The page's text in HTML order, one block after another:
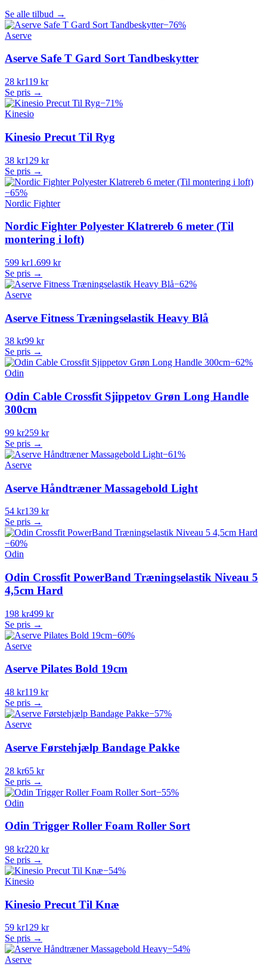
Se alle tilbud →
−76%
Aserve
Aserve Safe T Gard Sort Tandbeskytter
28 kr119 kr
Se pris →
−71%
Kinesio
Kinesio Precut Til Ryg
38 kr129 kr
Se pris →
−65%
Nordic Fighter
Nordic Fighter Polyester Klatrereb 6 meter (Til
montering i loft)
599 kr1.699 kr
Se pris →
−62%
Aserve
Aserve Fitness Træningselastik Heavy Blå
38 kr99 kr
Se pris →
−62%
Odin
Odin Cable Crossfit Sjippetov Grøn Long Handle
300cm
99 kr259 kr
Se pris →
−61%
Aserve
Aserve Håndtræner Massagebold Light
54 kr139 kr
Se pris →
−60%
Odin
Odin Crossfit PowerBand Træningselastik Niveau 5
4,5cm Hard
198 kr499 kr
Se pris →
−60%
Aserve
Aserve Pilates Bold 19cm
48 kr119 kr
Se pris →
−57%
Aserve
Aserve Førstehjælp Bandage Pakke
28 kr65 kr
Se pris →
−55%
Odin
Odin Trigger Roller Foam Roller Sort
98 kr220 kr
Se pris →
−54%
Kinesio
Kinesio Precut Til Knæ
59 kr129 kr
Se pris →
−54%
Aserve